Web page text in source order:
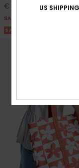
€ 15,75
SALE
SALE ON SALE 25% EXTRA
US